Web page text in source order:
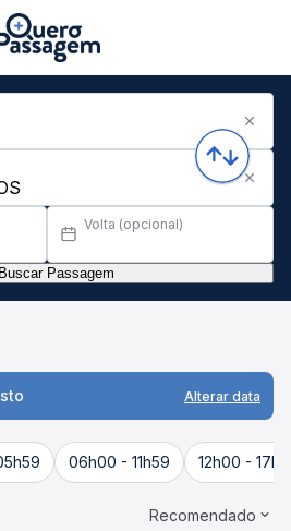
Volta (opcional)
Buscar Passagem
Alterar data
06h00 - 11h59 12h00 -
Recomendado